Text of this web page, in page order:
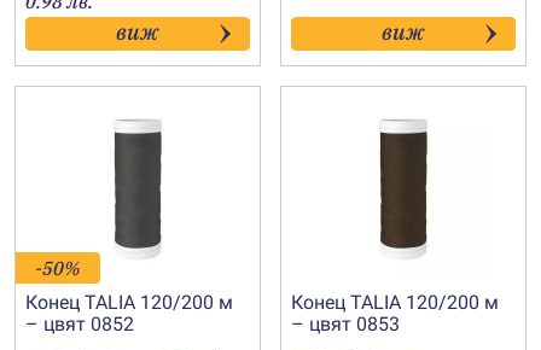
виж виж
-50%
Конец TALIA 120/200 м
– цвят 0852
Конец TALIA 120/200 м
– цвят 0853